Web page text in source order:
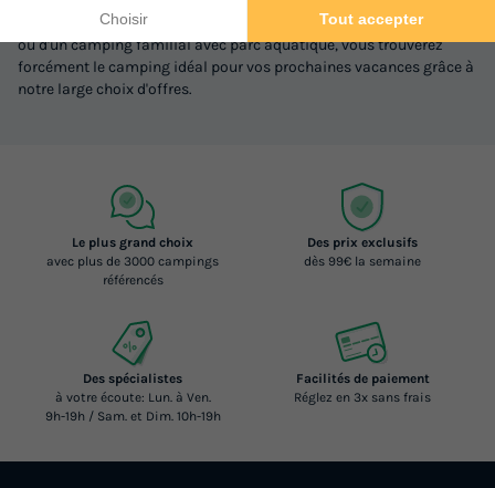
Que vous soyez à la recherche d'un camping calme à la campagne
ou d'un camping familial avec parc aquatique, vous trouverez
forcément le camping idéal pour vos prochaines vacances grâce à
notre large choix d'offres.
Le plus grand choix
avec plus de 3000 campings
référencés
Des prix exclusifs
dès 99€ la semaine
Des spécialistes
à votre écoute: Lun. à Ven.
9h-19h / Sam. et Dim. 10h-19h
Facilités de paiement
Réglez en 3x sans frais